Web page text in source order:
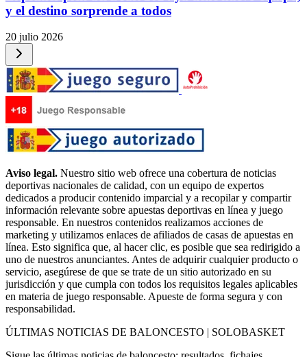
y el destino sorprende a todos
20 julio 2026
Aviso legal. Nuestro sitio web ofrece una cobertura de noticias
deportivas nacionales de calidad, con un equipo de expertos
dedicados a producir contenido imparcial y a recopilar y compartir
información relevante sobre apuestas deportivas en línea y juego
responsable. En nuestros contenidos realizamos acciones de
marketing y utilizamos enlaces de afiliados de casas de apuestas en
línea. Esto significa que, al hacer clic, es posible que sea redirigido a
uno de nuestros anunciantes. Antes de adquirir cualquier producto o
servicio, asegúrese de que se trate de un sitio autorizado en su
jurisdicción y que cumpla con todos los requisitos legales aplicables
en materia de juego responsable. Apueste de forma segura y con
responsabilidad.
ÚLTIMAS NOTICIAS DE BALONCESTO | SOLOBASKET